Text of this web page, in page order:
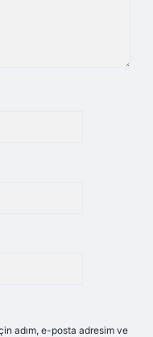
adım, e-posta adresim ve